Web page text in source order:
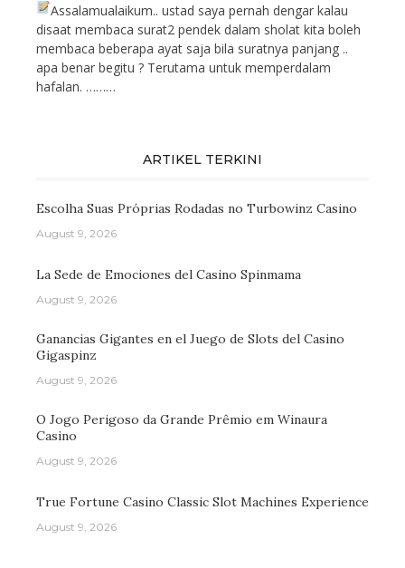
Assalamualaikum.. ustad saya pernah dengar kalau
disaat membaca surat2 pendek dalam sholat kita boleh
membaca beberapa ayat saja bila suratnya panjang ..
apa benar begitu ? Terutama untuk memperdalam
hafalan. ………
ARTIKEL TERKINI
Escolha Suas Próprias Rodadas no Turbowinz Casino
August 9, 2026
La Sede de Emociones del Casino Spinmama
August 9, 2026
Ganancias Gigantes en el Juego de Slots del Casino
Gigaspinz
August 9, 2026
O Jogo Perigoso da Grande Prêmio em Winaura
Casino
August 9, 2026
True Fortune Casino Classic Slot Machines Experience
August 9, 2026